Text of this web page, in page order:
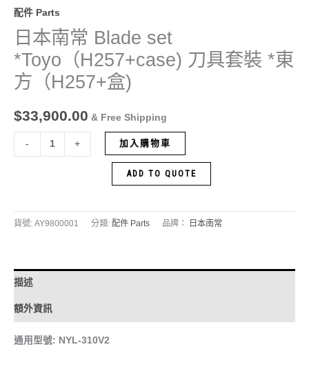
配件 Parts
日本南常 Blade set
*Toyo（H257+case) 刀具套裝 *東
方（H257+盒)
$33,900.00 & Free Shipping
- + 加入購物車
ADD TO QUOTE
貨號: AY9800001 分類: 配件 Parts 品牌： 日本南常
描述
額外資訊
通用型號: NYL-310V2